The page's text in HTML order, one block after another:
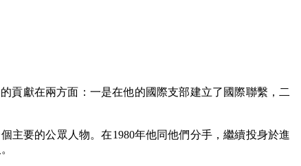
貢獻在兩方面 ： 一是在他的國際支部建立了國際聯繫，二
主要的公眾人物。在1980年他同他們分手，繼續投身於進